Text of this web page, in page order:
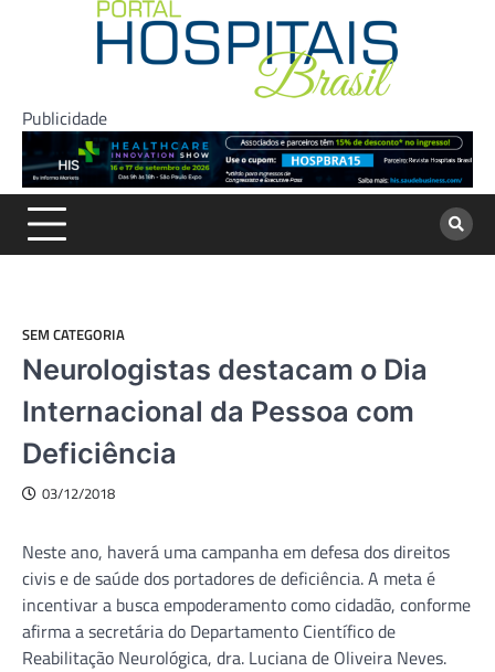
Publicidade
SEM CATEGORIA
Neurologistas destacam o Dia
Internacional da Pessoa com
Deficiência
03/12/2018
Neste ano, haverá uma campanha em defesa dos direitos
civis e de saúde dos portadores de deficiência. A meta é
incentivar a busca empoderamento como cidadão, conforme
afirma a secretária do Departamento Científico de
Reabilitação Neurológica, dra. Luciana de Oliveira Neves.